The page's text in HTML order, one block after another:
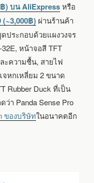
฿) บน AliExpressหรือ
(~3,000฿) ผ่านร้านค้า
ประกอบด้วยแผงวงจร
หน้าจอสี TFT
ะความชื้น, สายไฟ
จหกเหลี่ยม 2 ขนาด
Rubber Duck ที่เป็น
า Panda Sense Pro
ของบริษัทในอนาคตอีก